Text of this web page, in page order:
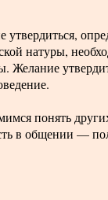
натуры,
Желание
понять
в общении —